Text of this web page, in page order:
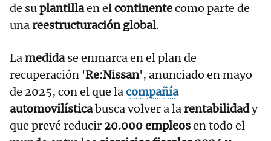
de suplantillaen elcontinentecomo parte de
unareestructuración global.
Lamedidase enmarca en el plan de
recuperación 'Re:Nissan', anunciado en mayo
de 2025, con el que lacompañía
automovilísticabusca volver a larentabilidady
que prevé reducir 20.000 empleosen todo el